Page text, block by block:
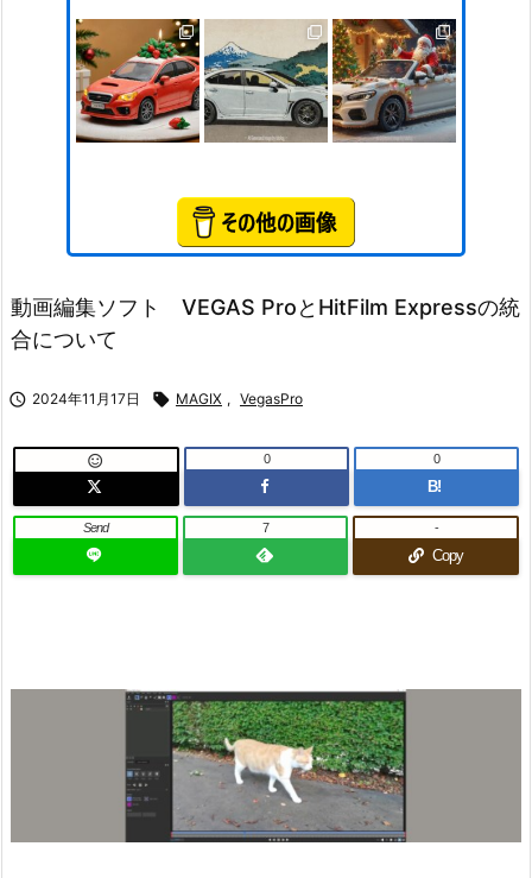
動画編集ソフト VEGAS ProとHitFilm Expressの統
合について
 2024年11月17日  MAGIX , VegasPro
 0
B!
0
Send 7
Copy
-